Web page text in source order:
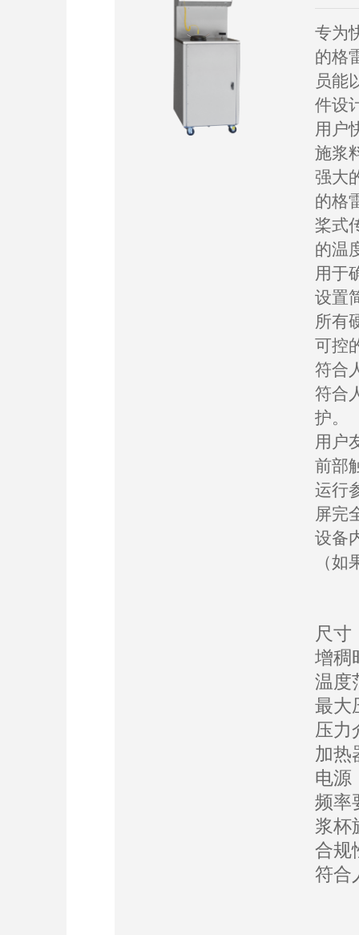
专为
的格
员能
件设
用户
施浆
强大
的格
桨式
的温
用于
设置
所有
可控
符合
符合
护。
用户
前部
运行
屏完
设备
（
尺寸
增稠
温度
最大
压力
加热
电源
频率
浆杯
合规
符合